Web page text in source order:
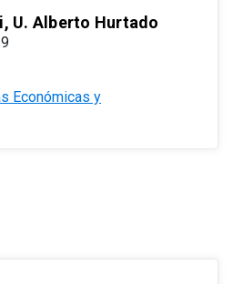
U. Alberto Hurtado
Económicas y